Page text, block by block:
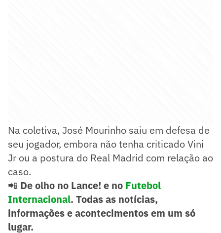
Na coletiva, José Mourinho saiu em defesa de
seu jogador, embora não tenha criticado Vini
Jr ou a postura do Real Madrid com relação ao
caso.
📲 De olho no Lance! e no Futebol
Internacional. Todas as notícias,
informações e acontecimentos em um só
lugar.